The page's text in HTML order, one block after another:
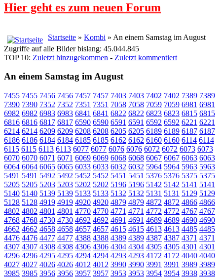
Hier geht es zum neuen Forum
Startseite » Kombi » An einem Samstag im August
Zugriffe auf alle Bilder bislang: 45.044.845
TOP 10: Zuletzt hinzugekommen - Zuletzt kommentiert
An einem Samstag im August
7455 7455 7456 7456 7457 7457 7403 7403 7402 7402 7389 7389
7390 7390 7352 7352 7351 7351 7058 7058 7059 7059 6981 6981
6982 6982 6983 6983 6841 6841 6822 6822 6823 6823 6815 6815
6816 6816 6817 6817 6590 6590 6591 6591 6592 6592 6221 6221
6214 6214 6209 6209 6208 6208 6205 6205 6189 6189 6187 6187
6186 6186 6184 6184 6185 6185 6162 6162 6160 6160 6114 6114
6115 6115 6113 6113 6077 6077 6076 6076 6072 6072 6073 6073
6070 6070 6071 6071 6069 6069 6068 6068 6067 6067 6063 6063
6064 6064 6065 6065 6033 6033 6032 6032 5964 5964 5963 5963
5491 5491 5492 5492 5452 5452 5451 5451 5376 5376 5375 5375
5205 5205 5203 5203 5202 5202 5196 5196 5142 5142 5141 5141
5140 5140 5139 5139 5133 5133 5132 5132 5131 5131 5129 5129
5128 5128 4919 4919 4920 4920 4879 4879 4872 4872 4866 4866
4802 4802 4801 4801 4770 4770 4771 4771 4772 4772 4767 4767
4768 4768 4730 4730 4692 4692 4691 4691 4689 4689 4690 4690
4662 4662 4658 4658 4657 4657 4615 4615 4613 4613 4485 4485
4476 4476 4477 4477 4388 4388 4389 4389 4387 4387 4371 4371
4307 4307 4308 4308 4306 4306 4304 4304 4305 4305 4301 4301
4296 4296 4295 4295 4294 4294 4293 4293 4172 4172 4040 4040
4027 4027 4026 4026 4012 4012 3990 3990 3991 3991 3989 3989
3985 3985 3956 3956 3957 3957 3953 3953 3954 3954 3938 3938